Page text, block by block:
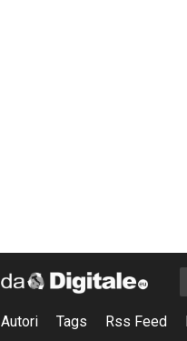
Autori Tags Rss Feed